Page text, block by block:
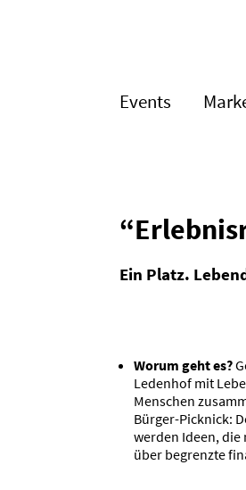
Events
Ein Platz.
Worum geht es?
Ledenhof mit
Menschen
Bürger-Picknick:
werden Ideen,
über begrenzte